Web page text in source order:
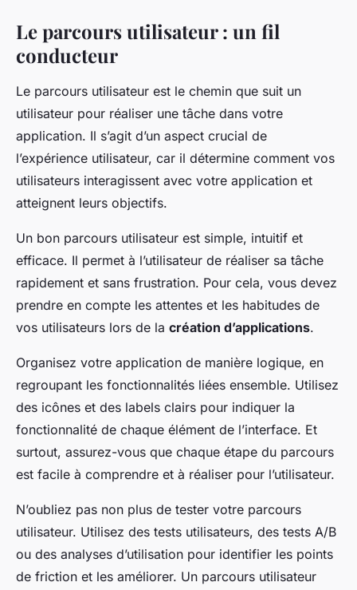
Le parcours utilisateur : un fil
conducteur
Le parcours utilisateur est le chemin que suit un
utilisateur pour réaliser une tâche dans votre
application. Il s’agit d’un aspect crucial de
l’expérience utilisateur, car il détermine comment vos
utilisateurs interagissent avec votre application et
atteignent leurs objectifs.
Un bon parcours utilisateur est simple, intuitif et
efficace. Il permet à l’utilisateur de réaliser sa tâche
rapidement et sans frustration. Pour cela, vous devez
prendre en compte les attentes et les habitudes de
vos utilisateurs lors de la création d’applications.
Organisez votre application de manière logique, en
regroupant les fonctionnalités liées ensemble. Utilisez
des icônes et des labels clairs pour indiquer la
fonctionnalité de chaque élément de l’interface. Et
surtout, assurez-vous que chaque étape du parcours
est facile à comprendre et à réaliser pour l’utilisateur.
N’oubliez pas non plus de tester votre parcours
utilisateur. Utilisez des tests utilisateurs, des tests A/B
ou des analyses d’utilisation pour identifier les points
de friction et les améliorer. Un parcours utilisateur